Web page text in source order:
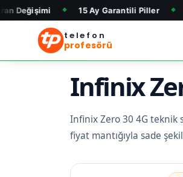
◆ 15 Ay Garantili Piller ◆ Ücretsiz
telefon
profesörü
Infinix
Infinix Zero 30 4G teknik
fiyat mantığıyla sade